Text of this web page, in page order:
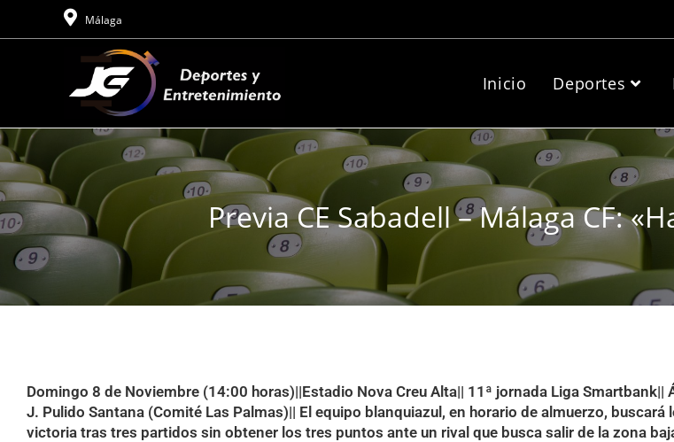
Málaga
Inicio Deportes
Previa CE Sabadell – Málaga CF:
Domingo 8 de Noviembre (14:00 horas)||Estadio Nova Creu Alta|| 11ª jornada Liga Smartbank||
J. Pulido Santana (Comité Las Palmas)|| El equipo blanquiazul, en horario de almuerzo, buscará
victoria tras tres partidos sin obtener los tres puntos ante un rival que busca salir de la zona